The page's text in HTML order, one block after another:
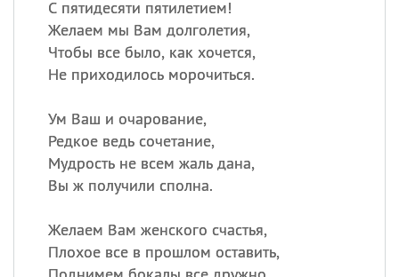
С пятидесяти пятилетием!
Желаем мы Вам долголетия,
Чтобы все было, как хочется,
Не приходилось морочиться.
Ум Ваш и очарование,
Редкое ведь сочетание,
Мудрость не всем жаль дана,
Вы ж получили сполна.
Желаем Вам женского счастья,
Плохое все в прошлом оставить,